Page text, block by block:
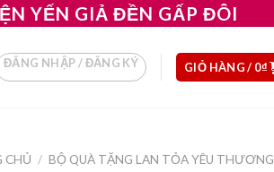
YẾN GIẢ ĐỀN GẤP ĐÔI
ĐĂNG NHẬP / ĐĂNG KÝ GIỎ HÀNG / 0₫
CHỦ / BỘ QUÀ TẶNG LAN TỎA YÊU THƯƠNG